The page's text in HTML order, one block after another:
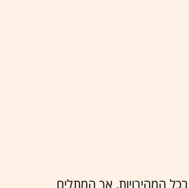
בכל המהירויות, אך המתלים